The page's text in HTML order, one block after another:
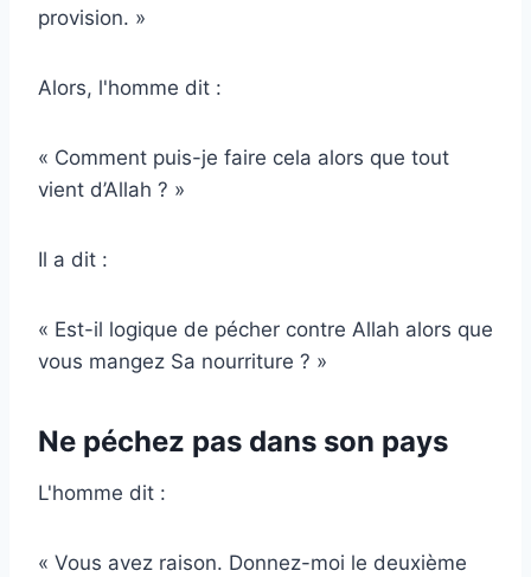
provision. »
Alors, l'homme dit :
« Comment puis-je faire cela alors que tout
vient d’Allah ? »
Il a dit :
« Est-il logique de pécher contre Allah alors que
vous mangez Sa nourriture ? »
Ne péchez pas dans son pays
L'homme dit :
« Vous avez raison. Donnez-moi le deuxième